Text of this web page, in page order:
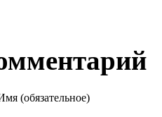
(обязательное)